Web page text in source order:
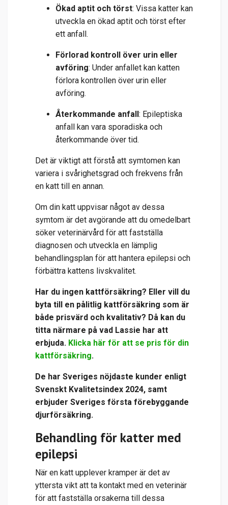
Ökad aptit och törst: Vissa katter kan
utveckla en ökad aptit och törst efter
ett anfall.
Förlorad kontroll över urin eller
avföring: Under anfallet kan katten
förlora kontrollen över urin eller
avföring.
Återkommande anfall : Epileptiska
anfall kan vara sporadiska och
återkommande över tid.
Det är viktigt att förstå att symtomen kan
variera i svårighetsgrad och frekvens från
en katt till en annan.
Om din katt uppvisar något av dessa
symtom är det avgörande att du omedelbart
söker veterinärvård för att fastställa
diagnosen och utveckla en lämplig
behandlingsplan för att hantera epilepsi och
förbättra kattens livskvalitet.
Har du ingen kattförsäkring? Eller vill du
byta till en pålitlig kattförsäkring som är
både prisvärd och kvalitativ? Då kan du
titta närmare på vad Lassie har att
erbjuda. Klicka här för att se pris för din
kattförsäkring.
De har Sveriges nöjdaste kunder enligt
Svenskt Kvalitetsindex 2024, samt
erbjuder Sveriges första förebyggande
djurförsäkring.
Behandling för katter med
epilepsi
När en katt upplever kramper är det av
yttersta vikt att ta kontakt med en veterinär
för att fastställa orsakerna till dessa